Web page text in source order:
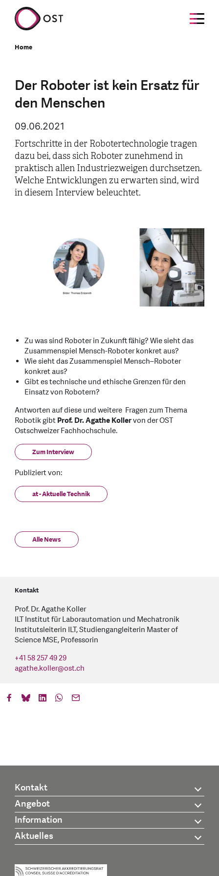
Home
Der Roboter ist kein Ersatz für
den Menschen
09.06.2021
Fortschritte in der Robotertechnologie tragen
dazu bei, dass sich Roboter zunehmend in
praktisch allen Industriezweigen durchsetzen.
Welche Entwicklungen zu erwarten sind, wird
in diesem Interview beleuchtet.
Zu was sind Roboter in Zukunft fähig? Wie sieht das
Zusammenspiel Mensch-Roboter konkret aus?
Wie sieht das Zusammenspiel Mensch–Roboter
konkret aus?
Gibt es technische und ethische Grenzen für den
Einsatz von Robotern?
Antworten auf diese und weitere Fragen zum Thema
Robotik gibtProf. Dr. Agathe Kollervon der OST
Ostschweizer Fachhochschule.
Zum Interview
Publiziert von:
at - Aktuelle Technik
Alle News
Kontakt
Prof. Dr. Agathe Koller
ILT Institut für Laborautomation und Mechatronik
Institutsleiterin ILT, Studiengangleiterin Master of
Science MSE, Professorin
+41 58 257 49 29
agathe.koller@ost.ch
Kontakt
Angebot
Information
Aktuelles